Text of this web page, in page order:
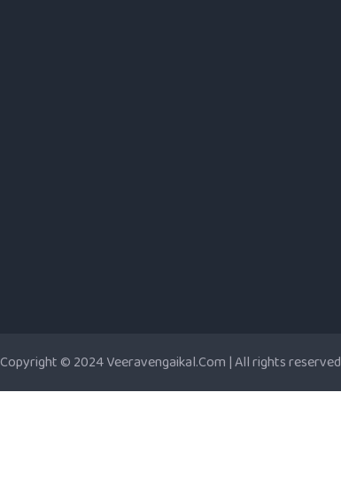
Copyright © 2024 Veeravengaikal.Com | All rights reserved